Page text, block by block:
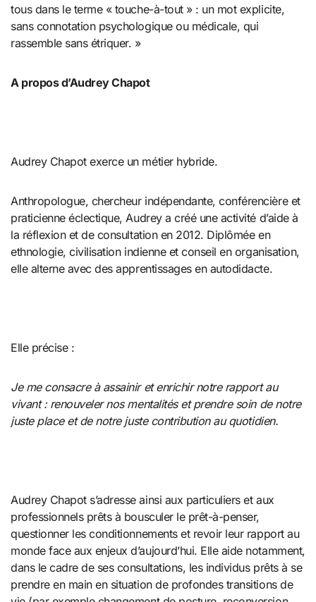
tous dans le terme « touche-à-tout » : un mot explicite,
sans connotation psychologique ou médicale, qui
rassemble sans étriquer. »
A propos d’Audrey Chapot
Audrey Chapot exerce un métier hybride.
Anthropologue, chercheur indépendante, conférencière et
praticienne éclectique, Audrey a créé une activité d’aide à
la réflexion et de consultation en 2012. Diplômée en
ethnologie, civilisation indienne et conseil en organisation,
elle alterne avec des apprentissages en autodidacte.
Elle précise :
Je me consacre à assainir et enrichir notre rapport au
vivant : renouveler nos mentalités et prendre soin de notre
juste place et de notre juste contribution au quotidien.
Audrey Chapot s’adresse ainsi aux particuliers et aux
professionnels prêts à bousculer le prêt-à-penser,
questionner les conditionnements et revoir leur rapport au
monde face aux enjeux d’aujourd’hui. Elle aide notamment,
dans le cadre de ses consultations, les individus prêts à se
prendre en main en situation de profondes transitions de